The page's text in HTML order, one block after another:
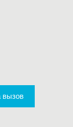
вызов